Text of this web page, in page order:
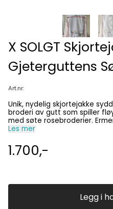
X SOLGT
Gjeterguttens
Art.nr:
Unik, nydelig skjortejakke
broderi av gutt som spiller
med søte rosebroderier.
Skjortejakken er pyntet med
medium, men sjekk målene:
skulder 61 cm og ermelengde
Les mer
1.700,-
Legg i